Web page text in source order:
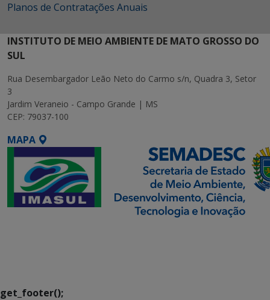
Planos de Contratações Anuais
INSTITUTO DE MEIO AMBIENTE DE MATO GROSSO DO
SUL
Rua Desembargador Leão Neto do Carmo s/n, Quadra 3, Setor
3
Jardim Veraneio - Campo Grande | MS
CEP: 79037-100
MAPA
get_footer();